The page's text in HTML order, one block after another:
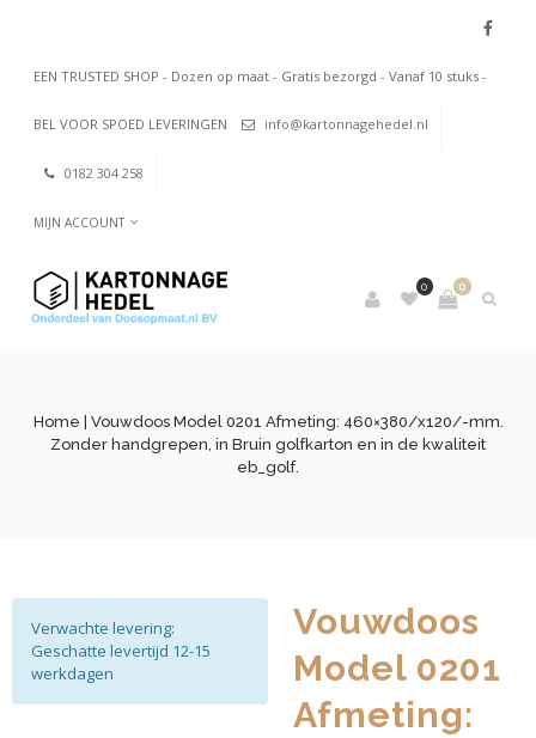
EEN TRUSTED SHOP - Dozen op maat - Gratis bezorgd - Vanaf 10 stuks -
BEL VOOR SPOED LEVERINGEN info@kartonnagehedel.nl
0182 304 258
MIJN ACCOUNT
0
0
Home | Vouwdoos Model 0201 Afmeting: 460×380/x120/-mm.
Zonder handgrepen, in Bruin golfkarton en in de kwaliteit
eb_golf.
Vouwdoos
Model 0201
Afmeting:
Verwachte levering:
Geschatte levertijd 12-15
werkdagen